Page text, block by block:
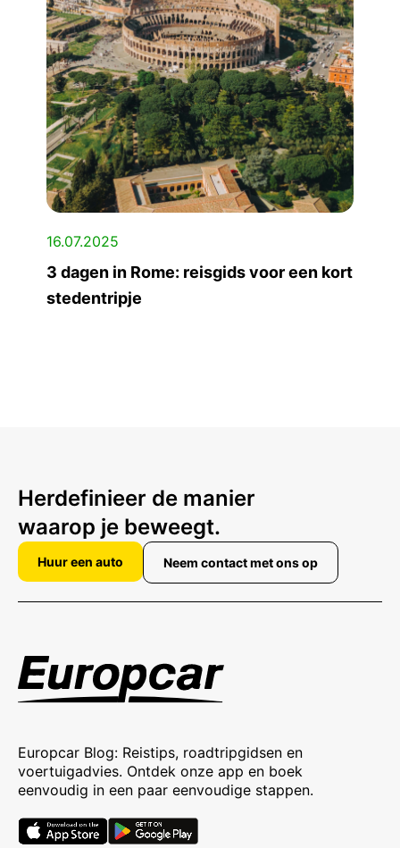
16.07.2025
3 dagen in Rome: reisgids voor een kort
stedentripje
Herdefinieer de manier
waarop je beweegt.
Huur een auto Neem contact met ons op
Europcar Blog: Reistips, roadtripgidsen en
voertuigadvies. Ontdek onze app en boek
eenvoudig in een paar eenvoudige stappen.